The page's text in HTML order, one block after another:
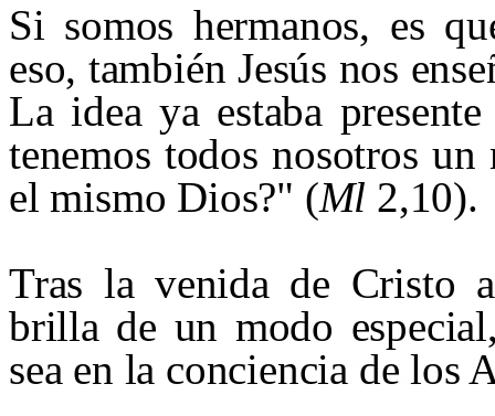
Si somos hermanos, es
eso, también Jesús nos
La idea ya estaba
tenemos todos nosotros
el mismo Dios?" (Ml 2,10).
Tras la venida de Cristo
brilla de un modo
sea en la conciencia de los